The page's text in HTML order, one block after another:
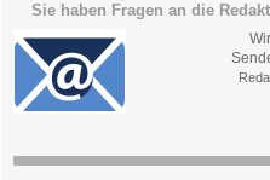
Sie haben Fragen an die